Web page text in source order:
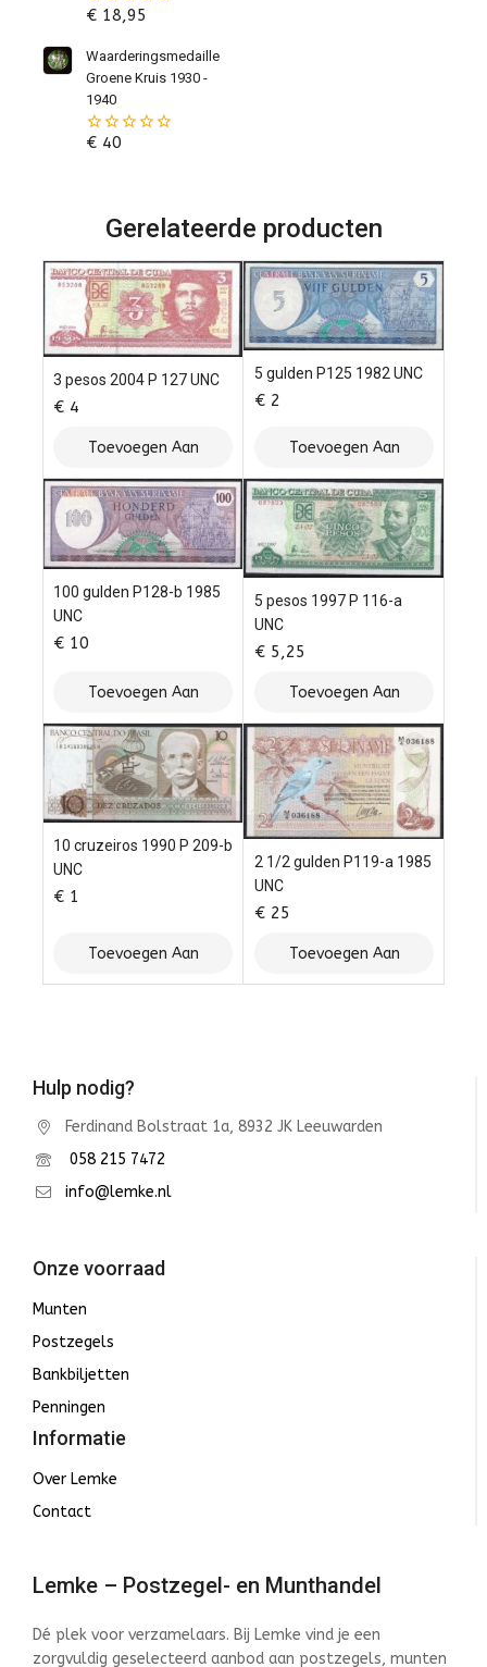
0
de
€18,95
Waarderingsmedaille
Groene Kruis 1930 -
1940
0
€40
Gerelateerde producten
3 pesos 2004 P 127 UNC
€ 4
Toevoegen Aan
Winkelwagen
5 gulden P125 1982 UNC
€ 2
Toevoegen Aan
Winkelwagen
100 gulden P128-b 1985
UNC
€ 10
Toevoegen Aan
Winkelwagen
5 pesos 1997 P 116-a
UNC
€ 5,25
Toevoegen Aan
Winkelwagen
10 cruzeiros 1990 P 209-b
UNC
€ 1
Toevoegen Aan
Winkelwagen
2 1/2 gulden P119-a 1985
UNC
€ 25
Toevoegen Aan
Winkelwagen
Hulp nodig?
Ferdinand Bolstraat 1a, 8932 JK Leeuwarden
058 215 7472
info@lemke.nl
Onze voorraad
Munten
Postzegels
Bankbiljetten
Penningen
Informatie
Over Lemke
Contact
Lemke – Postzegel- en Munthandel
Dé plek voor verzamelaars. Bij Lemke vind je een
zorgvuldig geselecteerd aanbod aan postzegels, munten